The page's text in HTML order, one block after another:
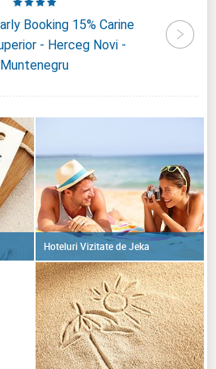
Booking 15% Carine
- Herceg Novi -
Muntenegru
Hoteluri Vizitate de Jeka